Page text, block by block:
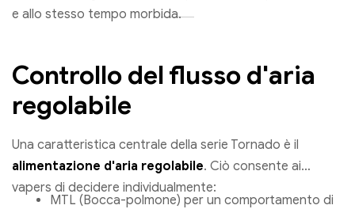
e allo stesso tempo morbida.
Controllo del flusso d'aria
regolabile
Una caratteristica centrale della serie Tornado è il
alimentazione d'aria regolabile. Ciò consente ai
vapers di decidere individualmente:
MTL (Bocca-polmone) per un comportamento di